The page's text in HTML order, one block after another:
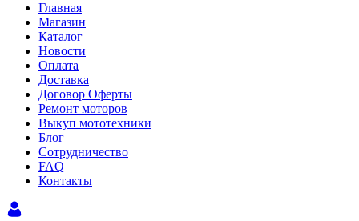
Главная
Магазин
Каталог
Новости
Оплата
Доставка
Договор Оферты
Ремонт моторов
Выкуп мототехники
Блог
Сотрудничество
FAQ
Контакты